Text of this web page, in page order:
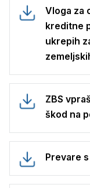
Vloga za
kreditne
ukrepih
ZBS
škod na
Prevare